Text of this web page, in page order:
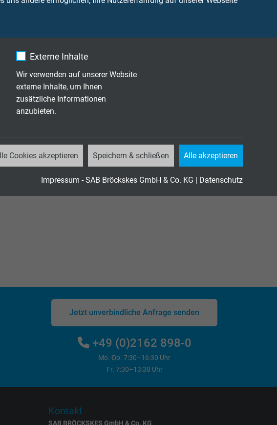
Externe Inhalte
Wir verwenden auf unserer Website
externe Inhalte, um Ihnen
zusätzliche Informationen
anzubieten.
Cookies akzeptieren Speichern & schließen Alle akzeptieren
Impressum - SAB Bröckskes GmbH & Co. KG | Datenschutz
Jetzt unverbindliche Anfrage senden
+49 (0)2162 898-0
Mo.-Do. 7:30–16:30 Uhr
Fr. 7:30–13:30 Uhr
Kontakt
SAB BRÖCKSKES GmbH & Co. KG